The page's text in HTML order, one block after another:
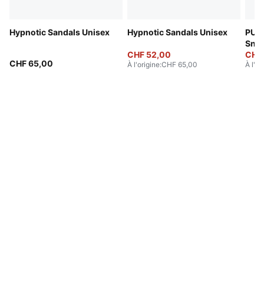
Hypnotic Sandals Unisex
CHF 65,00
Hypnotic Sandals Unisex
CHF 52,00
À l'origine:CHF 65,00 À